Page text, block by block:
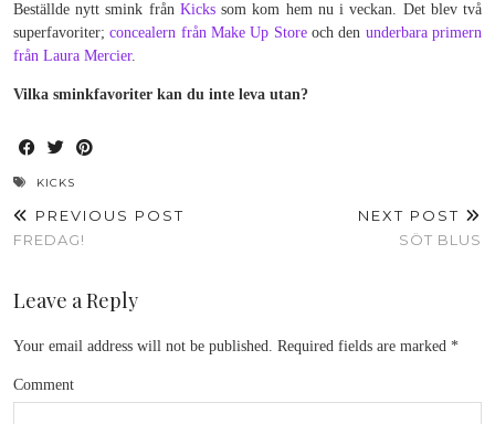
Beställde nytt smink från Kickssom kom hem nu i veckan. Det blev två
superfavoriter;concealern från Make Up Storeoch den underbara primern
från Laura Mercier.
Vilka sminkfavoriter kan du inte leva utan?
KICKS
PREVIOUS POST
FREDAG!
NEXT POST
SÖT BLUS
Leave a Reply
Your email address will not be published. Required fields are marked *
Comment